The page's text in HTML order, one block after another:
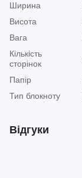
Ширина
Висота
Вага
Кількість
сторінок
Папір
Тип блокноту
Відгуки